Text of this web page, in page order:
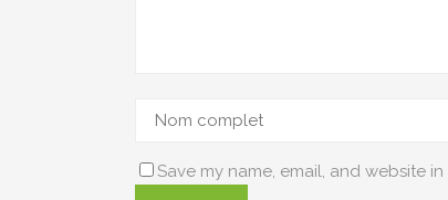
Save my name, email, and website